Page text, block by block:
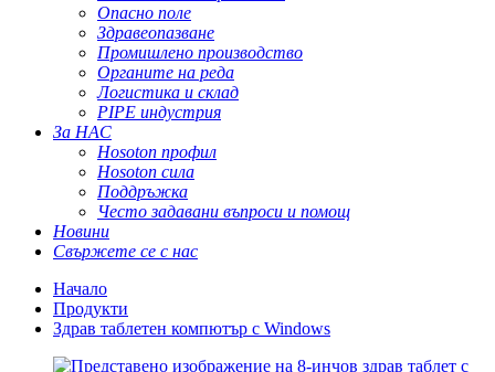
Опасно поле
Здравеопазване
Промишлено производство
Органите на реда
Логистика и склад
PIPE индустрия
За НАС
Hosoton профил
Hosoton сила
Поддръжка
Често задавани въпроси и помощ
Новини
Свържете се с нас
Начало
Продукти
Здрав таблетен компютър с Windows